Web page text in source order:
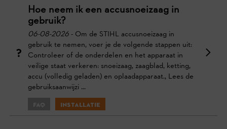
Hoe neem ik een accusnoeizaag in
gebruik?
06-08-2026 - Om de STIHL accusnoeizaag in
gebruik te nemen, voer je de volgende stappen uit:
Controleer of de onderdelen en het apparaat in
veilige staat verkeren: snoeizaag, zaagblad, ketting,
accu (volledig geladen) en oplaadapparaat., Lees de
gebruiksaanwijzi ...
FAQ Installatie